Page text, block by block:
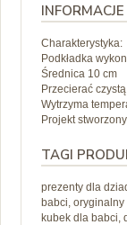
Charakterystyka:
Podkładka
Średnica 10 cm
Przecierać
Wytrzyma
Projekt
TAGI
prezenty dla
babci, oryginalny
kubek dla babci,